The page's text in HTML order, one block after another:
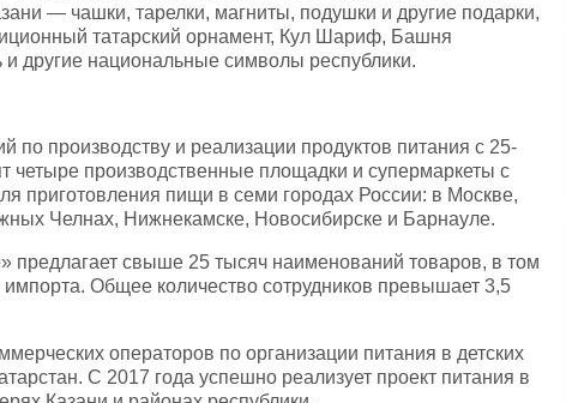
— чашки, тарелки, магниты, подушки и другие подарки,
татарский орнамент, Кул Шариф, Башня
другие национальные символы республики.
по производству и реализации продуктов питания с 25-
четыре производственные площадки и супермаркеты с
приготовления пищи в семи городах России: в Москве,
Челнах, Нижнекамске, Новосибирске и Барнауле.
предлагает свыше 25 тысяч наименований товаров, в том
импорта. Общее количество сотрудников превышает 3,5
операторов по организации питания в детских
С 2017 года успешно реализует проект питания в